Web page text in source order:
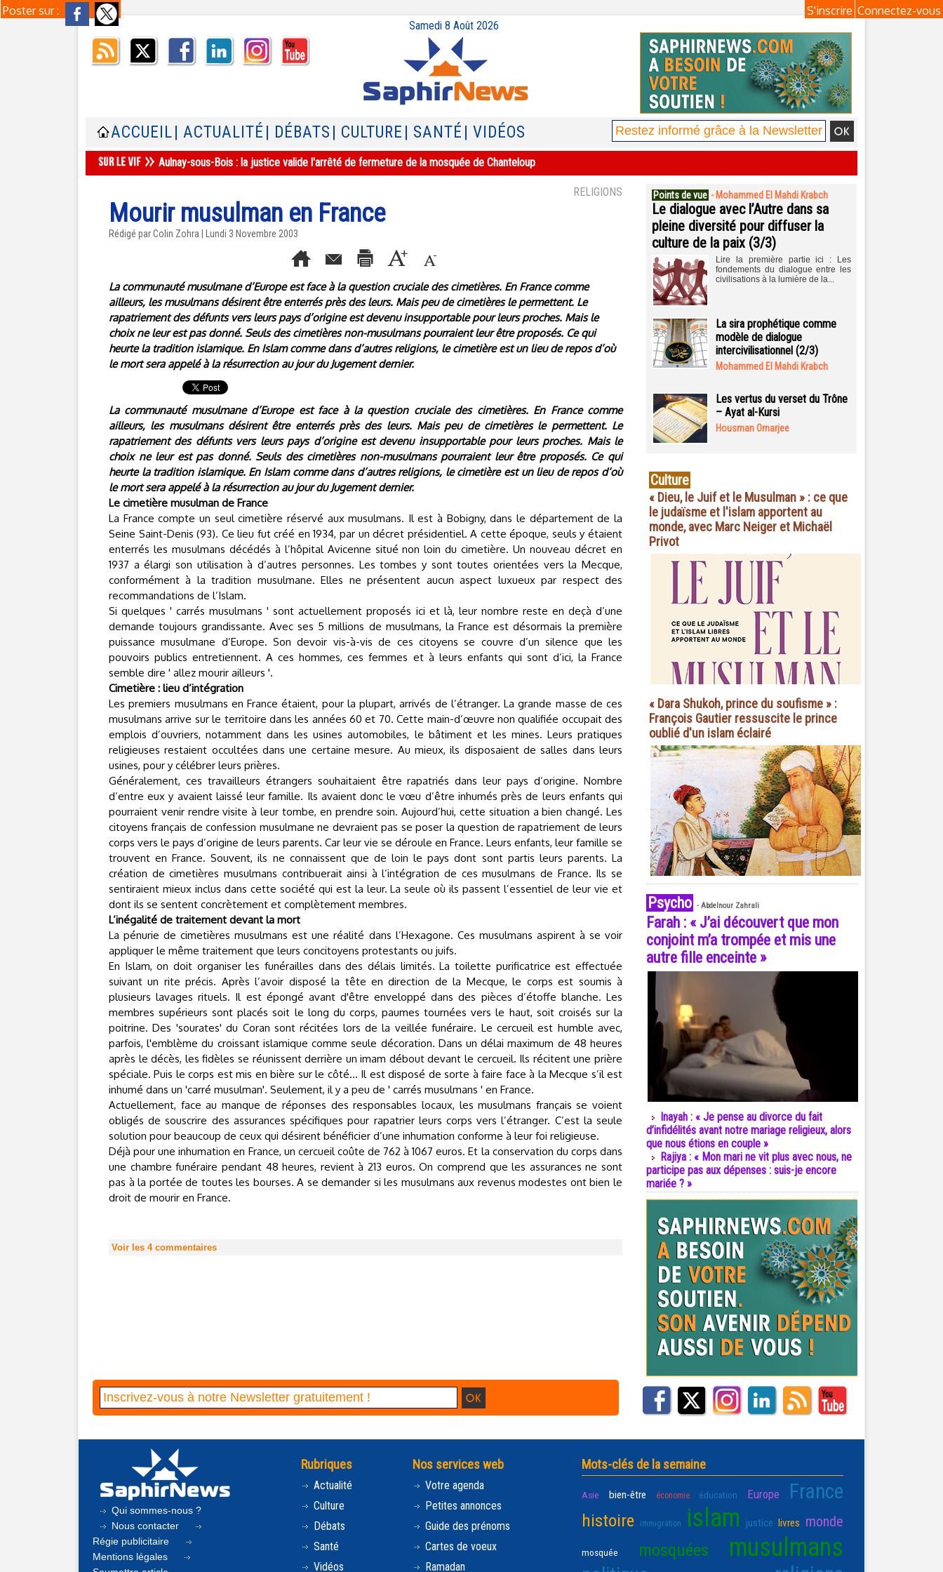
Poster sur : Connectez-vous
S'inscrire
Samedi 8 Août 2026
ACCUEIL | ACTUALITÉ | DÉBATS | CULTURE | SANTÉ | VIDÉOS
Aulnay-sous-Bois : la justice valide l'arrêté de fermeture de la mosquée de Chanteloup
RELIGIONS
Mourir musulman en France
Rédigé par Colin Zohra | Lundi 3 Novembre 2003
La communauté musulmane d’Europe est face à la question cruciale des cimetières. En France comme
ailleurs, les musulmans désirent être enterrés près des leurs. Mais peu de cimetières le permettent. Le
rapatriement des défunts vers leurs pays d’origine est devenu insupportable pour leurs proches. Mais le
choix ne leur est pas donné. Seuls des cimetières non-musulmans pourraient leur être proposés. Ce qui
heurte la tradition islamique. En Islam comme dans d’autres religions, le cimetière est un lieu de repos d’où
le mort sera appelé à la résurrection au jour du Jugement dernier.
La communauté musulmane d’Europe est face à la question cruciale des cimetières. En France comme
ailleurs, les musulmans désirent être enterrés près des leurs. Mais peu de cimetières le permettent. Le
rapatriement des défunts vers leurs pays d’origine est devenu insupportable pour leurs proches. Mais le
choix ne leur est pas donné. Seuls des cimetières non-musulmans pourraient leur être proposés. Ce qui
heurte la tradition islamique. En Islam comme dans d’autres religions, le cimetière est un lieu de repos d’où
le mort sera appelé à la résurrection au jour du Jugement dernier.
Le cimetière musulman de France
La France compte un seul cimetière réservé aux musulmans. Il est à Bobigny, dans le département de la
Seine Saint-Denis (93). Ce lieu fut créé en 1934, par un décret présidentiel. A cette époque, seuls y étaient
enterrés les musulmans décédés à l’hôpital Avicenne situé non loin du cimetière. Un nouveau décret en
1937 a élargi son utilisation à d’autres personnes. Les tombes y sont toutes orientées vers la Mecque,
conformément à la tradition musulmane. Elles ne présentent aucun aspect luxueux par respect des
recommandations de l’Islam.
Si quelques ' carrés musulmans ' sont actuellement proposés ici et là, leur nombre reste en deçà d’une
demande toujours grandissante. Avec ses 5 millions de musulmans, la France est désormais la première
puissance musulmane d’Europe. Son devoir vis-à-vis de ces citoyens se couvre d’un silence que les
pouvoirs publics entretiennent. A ces hommes, ces femmes et à leurs enfants qui sont d’ici, la France
semble dire ' allez mourir ailleurs '.
Cimetière : lieu d’intégration
Les premiers musulmans en France étaient, pour la plupart, arrivés de l’étranger. La grande masse de ces
musulmans arrive sur le territoire dans les années 60 et 70. Cette main-d’œuvre non qualifiée occupait des
emplois d’ouvriers, notamment dans les usines automobiles, le bâtiment et les mines. Leurs pratiques
religieuses restaient occultées dans une certaine mesure. Au mieux, ils disposaient de salles dans leurs
usines, pour y célébrer leurs prières.
Généralement, ces travailleurs étrangers souhaitaient être rapatriés dans leur pays d’origine. Nombre
d’entre eux y avaient laissé leur famille. Ils avaient donc le vœu d’être inhumés près de leurs enfants qui
pourraient venir rendre visite à leur tombe, en prendre soin. Aujourd’hui, cette situation a bien changé. Les
citoyens français de confession musulmane ne devraient pas se poser la question de rapatriement de leurs
corps vers le pays d’origine de leurs parents. Car leur vie se déroule en France. Leurs enfants, leur famille se
trouvent en France. Souvent, ils ne connaissent que de loin le pays dont sont partis leurs parents. La
création de cimetières musulmans contribuerait ainsi à l’intégration de ces musulmans de France. Ils se
sentiraient mieux inclus dans cette société qui est la leur. La seule où ils passent l’essentiel de leur vie et
dont ils se sentent concrètement et complètement membres.
L’inégalité de traitement devant la mort
La pénurie de cimetières musulmans est une réalité dans l’Hexagone. Ces musulmans aspirent à se voir
appliquer le même traitement que leurs concitoyens protestants ou juifs.
En Islam, on doit organiser les funérailles dans des délais limités. La toilette purificatrice est effectuée
suivant un rite précis. Après l’avoir disposé la tête en direction de la Mecque, le corps est soumis à
plusieurs lavages rituels. Il est épongé avant d'être enveloppé dans des pièces d’étoffe blanche. Les
membres supérieurs sont placés soit le long du corps, paumes tournées vers le haut, soit croisés sur la
poitrine. Des 'sourates' du Coran sont récitées lors de la veillée funéraire. Le cercueil est humble avec,
parfois, l'emblème du croissant islamique comme seule décoration. Dans un délai maximum de 48 heures
après le décès, les fidèles se réunissent derrière un imam débout devant le cercueil. Ils récitent une prière
spéciale. Puis le corps est mis en bière sur le côté... Il est disposé de sorte à faire face à la Mecque s’il est
inhumé dans un 'carré musulman'. Seulement, il y a peu de ' carrés musulmans ' en France.
Actuellement, face au manque de réponses des responsables locaux, les musulmans français se voient
obligés de souscrire des assurances spécifiques pour rapatrier leurs corps vers l’étranger. C’est la seule
solution pour beaucoup de ceux qui désirent bénéficier d’une inhumation conforme à leur foi religieuse.
Déjà pour une inhumation en France, un cercueil coûte de 762 à 1067 euros. Et la conservation du corps dans
une chambre funéraire pendant 48 heures, revient à 213 euros. On comprend que les assurances ne sont
pas à la portée de toutes les bourses. A se demander si les musulmans aux revenus modestes ont bien le
droit de mourir en France.
Voir les 4commentaires
Points de vue - Mohammed El Mahdi Krabch
Le dialogue avec l’Autre dans sa
pleine diversité pour diffuser la
culture de la paix (3/3)
Lire la première partie ici : Les
fondements du dialogue entre les
civilisations à la lumière de la...
La sira prophétique comme
modèle de dialogue
intercivilisationnel (2/3)
Mohammed El Mahdi Krabch
Les vertus du verset du Trône
– Ayat al-Kursi
Housman Omarjee
Culture
« Dieu, le Juif et le Musulman » : ce que
le judaïsme et l'islam apportent au
monde, avec Marc Neiger et Michaël
Privot
« Dara Shukoh, prince du soufisme » :
François Gautier ressuscite le prince
oublié d'un islam éclairé
Psycho - Abdelnour Zahrali
Farah : « J’ai découvert que mon
conjoint m’a trompée et mis une
autre fille enceinte »
Inayah : « Je pense au divorce du fait
d’infidélités avant notre mariage religieux, alors
que nous étions en couple »
Rajiya : « Mon mari ne vit plus avec nous, ne
participe pas aux dépenses : suis-je encore
mariée ? »
Qui sommes-nous ?
Nous contacter
Régie publicitaire
Mentions légales
Rubriques
Actualité
Culture
Débats
Santé
Vidéos
Nos services web
Votre agenda
Petites annonces
Guide des prénoms
Cartes de voeux
Ramadan
Mots-clés de la semaine
Asie bien-être économie éducation Europe France
histoire immigration islam justice livres monde
mosquée mosquées musulmans